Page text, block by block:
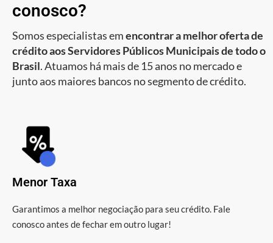
conosco?
Somos especialistas emencontrar a melhor oferta de
crédito aos Servidores Públicos Municipais de todo o
Brasil. Atuamos há mais de 15 anos no mercado e
junto aos maiores bancos no segmento de crédito.
Menor Taxa
Garantimos a melhor negociação para seu crédito. Fale
conosco antes de fechar em outro lugar!